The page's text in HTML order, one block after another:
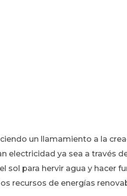
un llamamiento a la
electricidad ya sea a través
sol para hervir agua y hacer
recursos de energías